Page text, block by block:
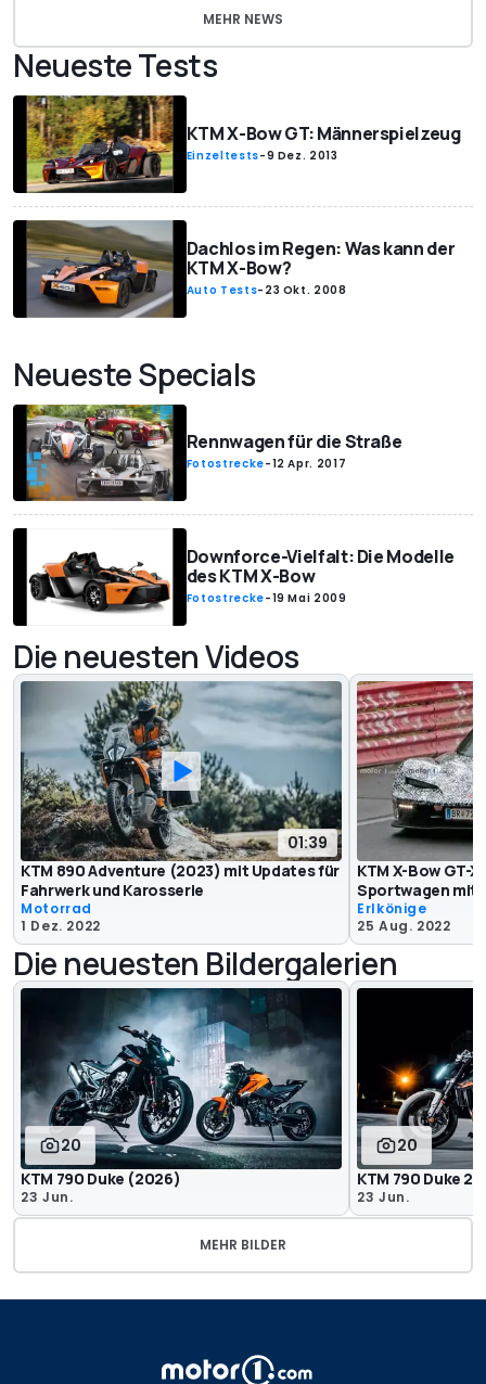
MEHR NEWS
Neueste Tests
KTM X-Bow GT: Männerspielzeug
Einzeltests-9 Dez. 2013
Dachlos im Regen: Was kann der
KTM X-Bow?
Auto Tests- 23 Okt. 2008
Neueste Specials
Rennwagen für die Straße
Fotostrecke-12 Apr. 2017
Downforce-Vielfalt: Die Modelle
des KTM X-Bow
Fotostrecke-19 Mai 2009
Die neuesten Videos
01:39
KTM 890 Adventure (2023) mit Updates für
Fahrwerk und Karosserie
Motorrad
1 Dez. 2022
KTM X-Bow GT-
Sportwagen mit
Erlkönige
25 Aug. 2022
Die neuesten Bildergalerien
20
KTM 790 Duke (2026)
23 Jun.
20
KTM 790 Duke
23 Jun.
MEHR BILDER